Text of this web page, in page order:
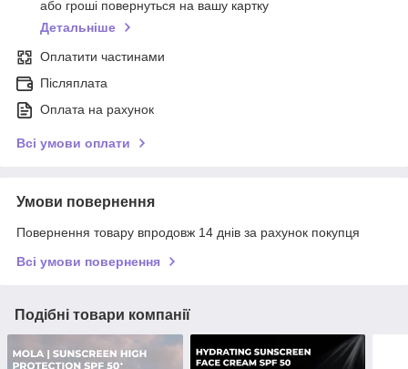
або гроші повернуться на вашу картку
Детальніше
Оплатити частинами
Післяплата
Оплата на рахунок
Всі умови оплати
Умови повернення
Повернення товару впродовж 14 днів за рахунок покупця
Всі умови повернення
Подібні товари компанії